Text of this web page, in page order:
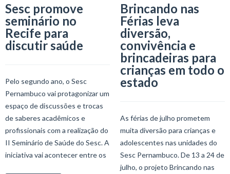
Sesc promove
seminário no
Recife para
discutir saúde
Pelo segundo ano, o Sesc
Pernambuco vai protagonizar um
espaço de discussões e trocas
de saberes acadêmicos e
profissionais com a realização do
II Seminário de Saúde do Sesc. A
iniciativa vai acontecer entre os
Brincando nas
Férias leva
diversão,
convivência e
brincadeiras para
crianças em todo o
estado
As férias de julho prometem
muita diversão para crianças e
adolescentes nas unidades do
Sesc Pernambuco. De 13 a 24 de
julho, o projeto Brincando nas